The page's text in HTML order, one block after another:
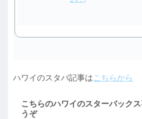
ハワイのスタバ記事はこちらから
こちらのハワイのスターバック
うぞ